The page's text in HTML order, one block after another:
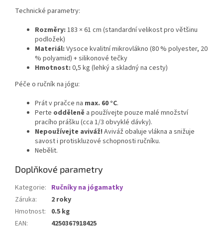
Technické parametry:
Rozměry: 183 × 61 cm (standardní velikost pro většinu
podložek)
Materiál: Vysoce kvalitní mikrovlákno (80 % polyester, 20
% polyamid) + silikonové tečky
Hmotnost: 0,5 kg (lehký a skladný na cesty)
Péče o ručník na jógu:
Prát v pračce na max. 60 °C.
Perte odděleně a používejte pouze malé množství
pracího prášku (cca 1/3 obvyklé dávky).
Nepoužívejte aviváž! Aviváž obaluje vlákna a snižuje
savost i protiskluzové schopnosti ručníku.
Nebělit.
Doplňkové parametry
Kategorie: Ručníky na jógamatky
Záruka:
2 roky
Hmotnost:
0.5 kg
EAN:
4250367918425